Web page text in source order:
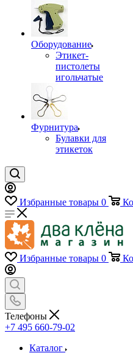
Оборудование
Этикет-
пистолеты
игольчатые
Фурнитура
Булавки для
этикеток
Избранные товары 0
Избранные товары 0
Телефоны
+7 495 660-79-02
Каталог